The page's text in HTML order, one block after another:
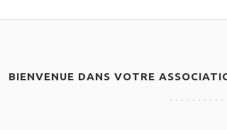
BIENVENUE DANS VOTRE